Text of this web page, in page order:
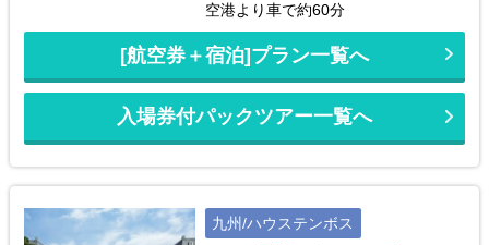
空港より車で約60分
[航空券＋宿泊]プラン一覧へ
入場券付パックツアー一覧へ
九州/ハウステンボス